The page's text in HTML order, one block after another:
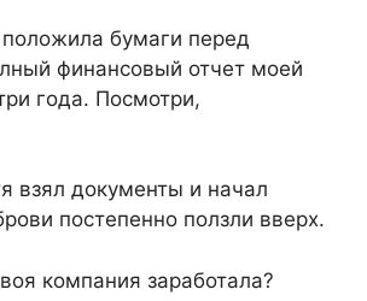
бумаги перед
финансовый отчет моей
года. Посмотри,
взял документы и начал
постепенно ползли вверх.
компания заработала?